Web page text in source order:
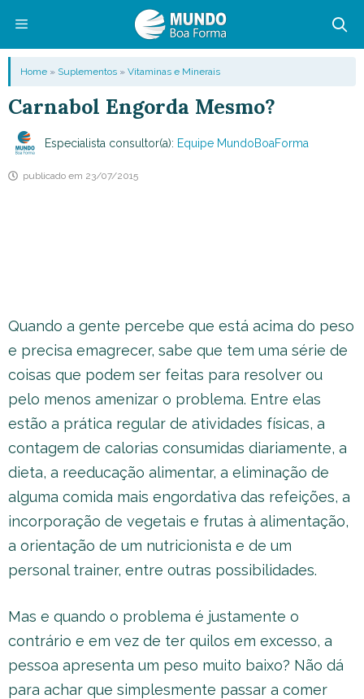
conteúdo
Menu
Home » Suplementos » Vitaminas e Minerais
Carnabol Engorda Mesmo?
Especialista consultor(a): Equipe MundoBoaForma
publicado em 23/07/2015
Quando a gente percebe que está acima do peso
e precisa emagrecer, sabe que tem uma série de
coisas que podem ser feitas para resolver ou
pelo menos amenizar o problema. Entre elas
estão a prática regular de atividades físicas, a
contagem de calorias consumidas diariamente, a
dieta, a reeducação alimentar, a eliminação de
alguma comida mais engordativa das refeições, a
incorporação de vegetais e frutas à alimentação,
a orientação de um nutricionista e de um
personal trainer, entre outras possibilidades.
Mas e quando o problema é justamente o
contrário e em vez de ter quilos em excesso, a
pessoa apresenta um peso muito baixo? Não dá
para achar que simplesmente passar a comer